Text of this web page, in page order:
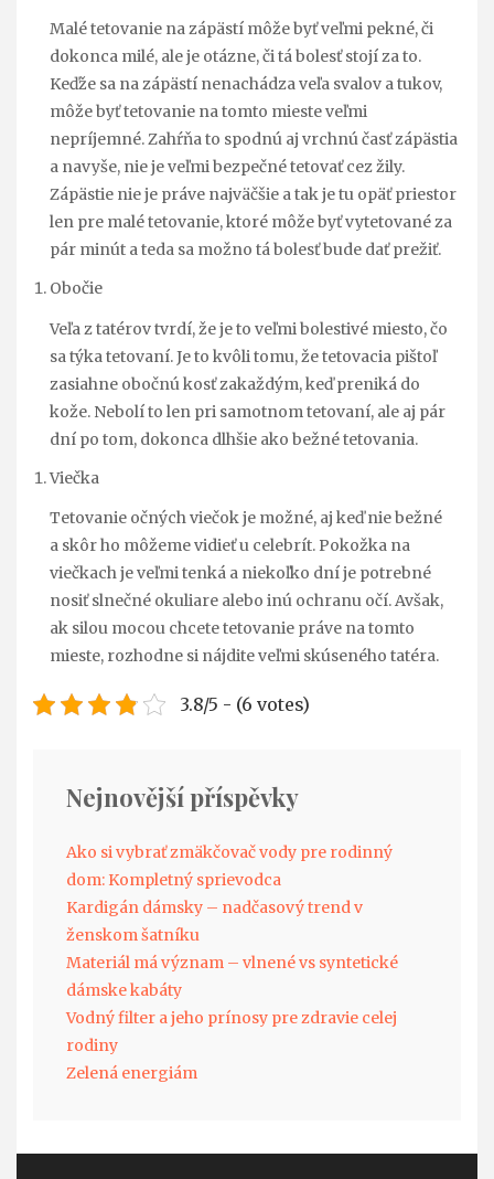
Malé tetovanie na zápästí môže byť veľmi pekné, či
dokonca milé, ale je otázne, či tá bolesť stojí za to.
Keďže sa na zápästí nenachádza veľa svalov a tukov,
môže byť tetovanie na tomto mieste veľmi
nepríjemné. Zahŕňa to spodnú aj vrchnú časť zápästia
a navyše, nie je veľmi bezpečné tetovať cez žily.
Zápästie nie je práve najväčšie a tak je tu opäť priestor
len pre malé tetovanie, ktoré môže byť vytetované za
pár minút a teda sa možno tá bolesť bude dať prežiť.
Obočie
Veľa z tatérov tvrdí, že je to veľmi bolestivé miesto, čo
sa týka tetovaní. Je to kvôli tomu, že tetovacia pištoľ
zasiahne obočnú kosť zakaždým, keď preniká do
kože. Nebolí to len pri samotnom tetovaní, ale aj pár
dní po tom, dokonca dlhšie ako bežné tetovania.
Viečka
Tetovanie očných viečok je možné, aj keď nie bežné
a skôr ho môžeme vidieť u celebrít. Pokožka na
viečkach je veľmi tenká a niekoľko dní je potrebné
nosiť slnečné okuliare alebo inú ochranu očí. Avšak,
ak silou mocou chcete tetovanie práve na tomto
mieste, rozhodne si nájdite veľmi skúseného tatéra.
3.8/5 - (6 votes)
Nejnovější příspěvky
Ako si vybrať zmäkčovač vody pre rodinný
dom: Kompletný sprievodca
Kardigán dámsky – nadčasový trend v
ženskom šatníku
Materiál má význam – vlnené vs syntetické
dámske kabáty
Vodný filter a jeho prínosy pre zdravie celej
rodiny
Zelená energiám